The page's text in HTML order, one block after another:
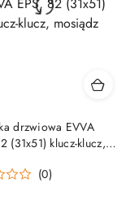
drzwiowa EVVA
(31x51) klucz-klucz,
(0)